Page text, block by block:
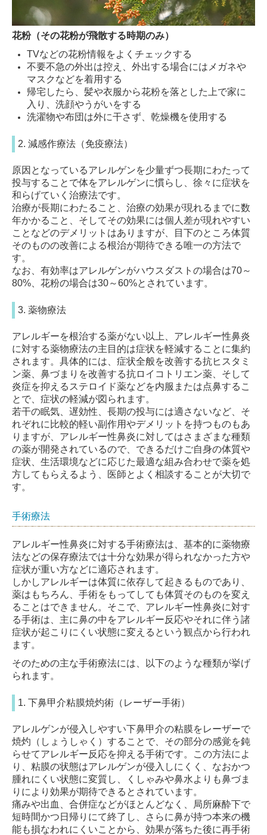
花粉（その花粉が飛散する時期のみ）
TVなどの花粉情報をよくチェックする
不要不急の外出は控え、外出する場合にはメガネや
マスクなどを着用する
帰宅したら、髪や衣服から花粉を落とした上で家に
入り、洗顔やうがいをする
洗濯物や布団は外に干さず、乾燥機を使用する
2. 減感作療法（免疫療法）
原因となっているアレルゲンを少量ずつ長期にわたって
投与することで体をアレルゲンに慣らし、徐々に症状を
和らげていく治療法です。
治療が長期にわたること、治療の効果が現れるまでに数
年かかること、そしてその効果には個人差が現れやすい
ことなどのデメリットはありますが、目下のところ体質
そのものの改善による根治が期待できる唯一の方法で
す。
なお、有効率はアレルゲンがハウスダストの場合は70～
80%、花粉の場合は30～60%とされています。
3. 薬物療法
アレルギーを根治する薬がない以上、アレルギー性鼻炎
に対する薬物療法の主目的は症状を軽減することに集約
されます。具体的には、症状全般を改善する抗ヒスタミ
ン薬、鼻づまりを改善する抗ロイコトリエン薬、そして
炎症を抑えるステロイド薬などを内服または点鼻するこ
とで、症状の軽減が図られます。
若干の眠気、遅効性、長期の投与には適さないなど、そ
れぞれに比較的軽い副作用やデメリットを持つものもあ
りますが、アレルギー性鼻炎に対してはさまざまな種類
の薬が開発されているので、できるだけご自身の体質や
症状、生活環境などに応じた最適な組み合わせで薬を処
方してもらえるよう、医師とよく相談することが大切で
す。
手術療法
アレルギー性鼻炎に対する手術療法は、基本的に薬物療
法などの保存療法では十分な効果が得られなかった方や
症状が重い方などに適応されます。
しかしアレルギーは体質に依存して起きるものであり、
薬はもちろん、手術をもってしても体質そのものを変え
ることはできません。そこで、アレルギー性鼻炎に対す
る手術は、主に鼻の中をアレルギー反応やそれに伴う諸
症状が起こりにくい状態に変えるという観点から行われ
ます。
そのための主な手術療法には、以下のような種類が挙げ
られます。
1. 下鼻甲介粘膜焼灼術（レーザー手術）
アレルゲンが侵入しやすい下鼻甲介の粘膜をレーザーで
焼灼（しょうしゃく）することで、その部分の感覚を鈍
らせてアレルギー反応を抑える手術です。この方法によ
り、粘膜の状態はアレルゲンが侵入しにくく、なおかつ
腫れにくい状態に変質し、くしゃみや鼻水よりも鼻づま
りにより効果が期待できるとされています。
痛みや出血、合併症などがほとんどなく、局所麻酔下で
短時間かつ日帰りにて終了し、さらに鼻が持つ本来の機
能も損なわれにくいことから、効果が落ちた後に再手術